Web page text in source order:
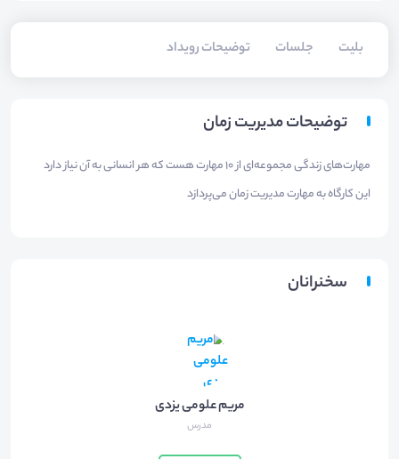
بلیت‌ جلسات توضیحات رویداد
توضیحات مدیریت زمان
مهارت‌های زندگی مجموعه‌ای از ۱۰ مهارت هست که هر انسانی به آن نیاز دارد
این کارگاه به مهارت مدیریت زمان می‌پردازد
سخنرانان
مریم علومی یزدی
مدرس